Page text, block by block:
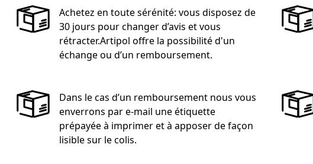
Achetez en toute sérénité: vous disposez de
30 jours pour changer d’avis et vous
rétracter.Artipol offre la possibilité d'un
échange ou d’un remboursement.
Dans le cas d’un remboursement nous vous
enverrons par e-mail une étiquette
prépayée à imprimer et à apposer de façon
lisible sur le colis.